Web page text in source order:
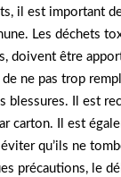
il est important
Les déchets
doivent être
ne pas trop
blessures. Il est
carton. Il est
qu’ils ne
précautions, le